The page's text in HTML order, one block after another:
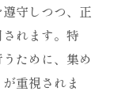
守しつつ、正
れます。特
ために、集め
重視されま